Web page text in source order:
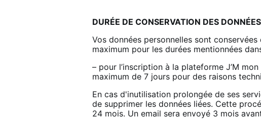
DURÉE DE CONSERVATION DES DONNÉES
Vos données personnelles sont
maximum pour les durées mentionnées
– pour l’inscription à la plateforme J’M
maximum de 7 jours pour des raisons
En cas d'inutilisation prolongée de ses
de supprimer les données liées. Cette
24 mois. Un email sera envoyé 3 mois